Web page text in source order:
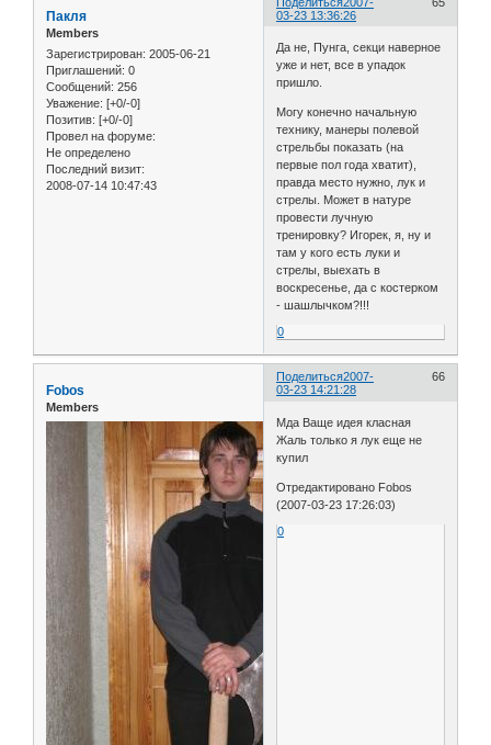
03-23 13:36:26
Пакля
Members
Зарегистрирован: 2005-06-21
Приглашений: 0
Сообщений: 256
Уважение: [+0/-0]
Позитив: [+0/-0]
Провел на форуме:
Не определено
Последний визит:
2008-07-14 10:47:43
Да не, Пунга, секци наверное
уже и нет, все в упадок
пришло.
Могу конечно начальную
технику, манеры полевой
стрельбы показать (на
первые пол года хватит),
правда место нужно, лук и
стрелы. Может в натуре
провести лучную
тренировку? Игорек, я, ну и
там у кого есть луки и
стрелы, выехать в
воскресенье, да с костерком
- шашлычком?!!!
0
Поделиться 66
2007-
03-23 14:21:28
Fobos
Members
Мда Ваще идея класная
Жаль только я лук еще не
купил
Отредактировано Fobos
(2007-03-23 17:26:03)
0